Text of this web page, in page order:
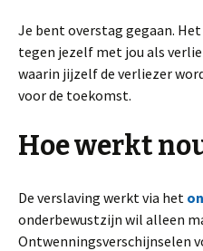
Je bent overstag gegaan.
tegen jezelf met jou als
waarin jijzelf de verliezer
voor de toekomst.
Hoe werkt
De verslaving werkt via het
onderbewustzijn wil alleen
Ontwenningsverschijnselen